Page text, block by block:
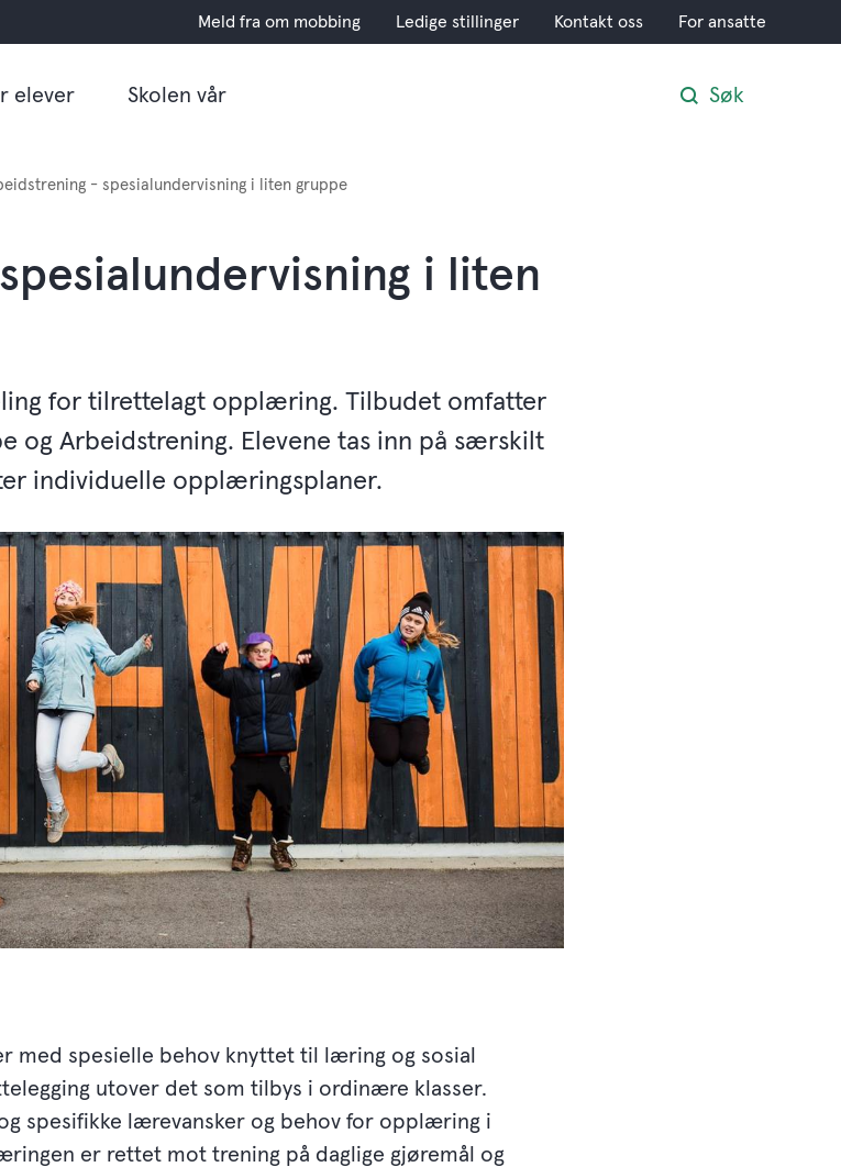
Meld fra om mobbing Ledige stillinger Kontakt oss For ansatte
elever Skolen vår Søk
- spesialundervisning i liten gruppe
i liten
for tilrettelagt opplæring. Tilbudet omfatter
og Arbeidstrening. Elevene tas inn på særskilt
individuelle opplæringsplaner.
med spesielle behov knyttet til læring og sosial
utover det som tilbys i ordinære klasser.
spesifikke lærevansker og behov for opplæring i
er rettet mot trening på daglige gjøremål og